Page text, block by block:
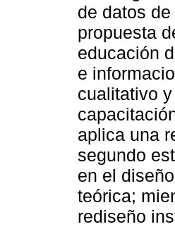
de datos
propuesta
educación
e
cualitativo
aplica una
segundo
en el
teórica;
rediseño